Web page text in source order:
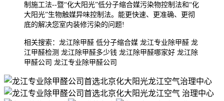
制施工法--暨“化大阳光”低分子缩合媒污染物控制法和“化
大阳光”生物触媒异味控制法。能更快速、更准确、更彻
底的解决您室内装修污染的问题!
相关搜索：龙江除甲醛 低分子缩合媒 龙江专业除甲醛 龙
江甲醛检测 龙江除甲醛多少钱 龙江除甲醛哪家好 龙江除
甲醛公司 龙江专业除甲醛公司